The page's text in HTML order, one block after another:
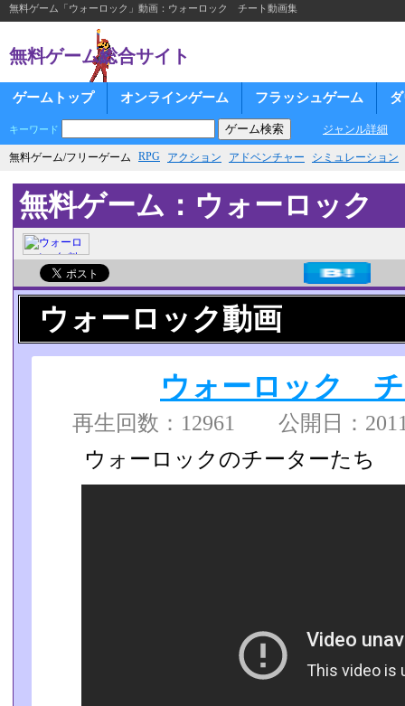
無料ゲーム「ウォーロック」動画：ウォーロック チート動画集
無料ゲーム総合サイト
ゲームトップ オンラインゲーム フラッシュゲーム
キーワード ジャンル詳細
無料ゲーム/フリーゲーム RPG アクション アドベンチャー シミュレーション
無料ゲーム：ウォーロック
ウォーロック動画
ウォーロック チ
再生回数：12961 公開日：
ウォーロックのチーターたち